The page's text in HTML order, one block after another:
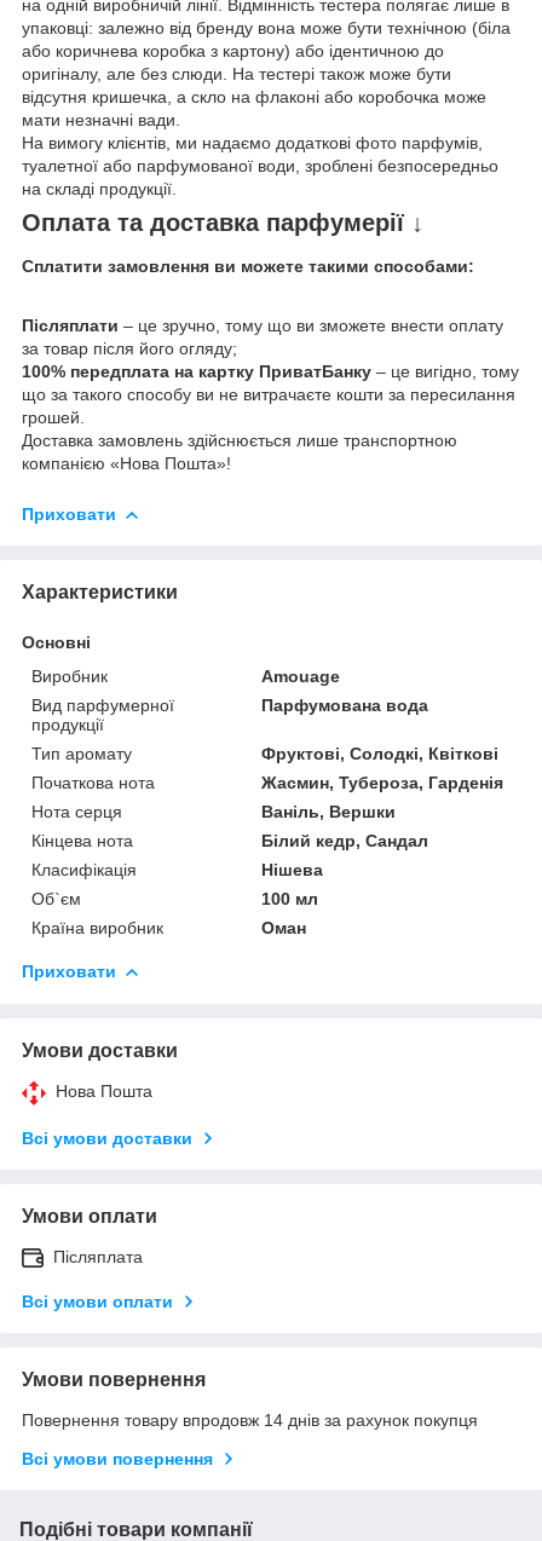
на одній виробничій лінії. Відмінність тестера полягає лише в
упаковці: залежно від бренду вона може бути технічною (біла
або коричнева коробка з картону) або ідентичною до
оригіналу, але без слюди. На тестері також може бути
відсутня кришечка, а скло на флаконі або коробочка може
мати незначні вади.
На вимогу клієнтів, ми надаємо додаткові фото парфумів,
туалетної або парфумованої води, зроблені безпосередньо
на складі продукції.
Оплата та доставка парфумерії ↓
Сплатити замовлення ви можете такими способами:
Післяплати – це зручно, тому що ви зможете внести оплату
за товар після його огляду;
100% передплата на картку ПриватБанку – це вигідно, тому
що за такого способу ви не витрачаєте кошти за пересилання
грошей.
Доставка замовлень здійснюється лише транспортною
компанією «Нова Пошта»!
Приховати
Характеристики
Основні
Виробник
Amouage
Вид парфумерної
продукції
Парфумована вода
Тип аромату
Фруктові, Солодкі, Квіткові
Початкова нота
Жасмин, Тубероза, Гарденія
Нота серця
Ваніль, Вершки
Кінцева нота
Білий кедр, Сандал
Класифікація
Нішева
Об`єм
100 мл
Країна виробник
Оман
Приховати
Умови доставки
Нова Пошта
Всі умови доставки
Умови оплати
Післяплата
Всі умови оплати
Умови повернення
Повернення товару впродовж 14 днів за рахунок покупця
Всі умови повернення
Подібні товари компанії